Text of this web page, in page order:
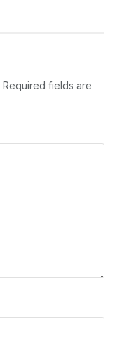
Required fields are